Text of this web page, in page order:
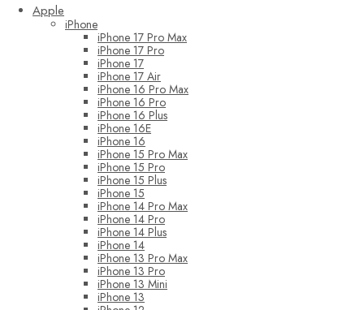
Apple
iPhone
iPhone 17 Pro Max
iPhone 17 Pro
iPhone 17
iPhone 17 Air
iPhone 16 Pro Max
iPhone 16 Pro
iPhone 16 Plus
iPhone 16E
iPhone 16
iPhone 15 Pro Max
iPhone 15 Pro
iPhone 15 Plus
iPhone 15
iPhone 14 Pro Max
iPhone 14 Pro
iPhone 14 Plus
iPhone 14
iPhone 13 Pro Max
iPhone 13 Pro
iPhone 13 Mini
iPhone 13